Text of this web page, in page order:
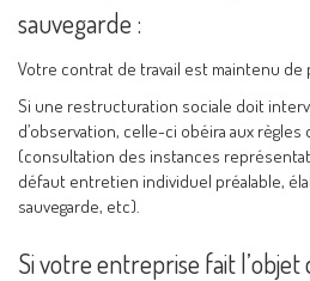
sauvegarde :
Votre contrat de travail est maintenu de
Si une restructuration sociale doit
d’observation, celle-ci obéira aux
(consultation des instances
défaut entretien individuel préalable,
sauvegarde, etc).
Si votre entreprise fait